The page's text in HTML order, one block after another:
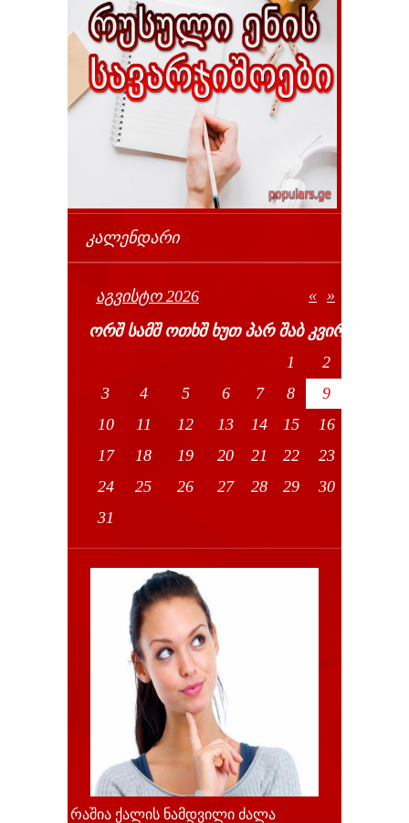
ᲙᲐᲚᲔᲜᲓᲐᲠᲘ
«
ᲐᲒᲕᲘᲡᲢᲝ 2026
»
ᲝᲠᲨ ᲡᲐᲛᲨ ᲝᲗᲮᲨ ᲮᲣᲗ ᲞᲐᲠ ᲨᲐᲑ ᲙᲕᲘᲠ
1
2
3
4 5 6 7 8
9
10
11 12 13 14 15
16
17
18 19 20 21 22
23
24
25 26 27 28 29
30
31
რაშია ქალის ნამდვილი ძალა